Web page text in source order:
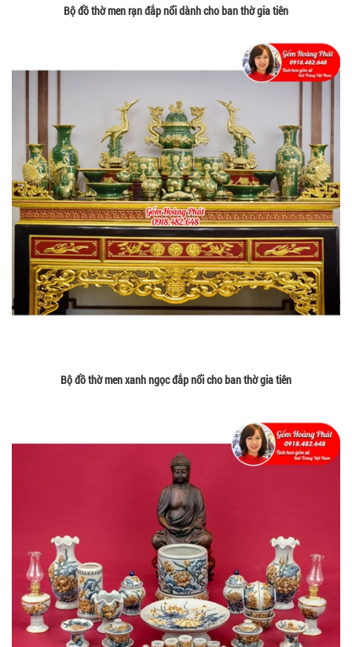
Bộ đồ thờ men rạn đắp nổi dành cho ban thờ gia tiên
Bộ đồ thờ men xanh ngọc đắp nổi cho ban thờ gia tiên